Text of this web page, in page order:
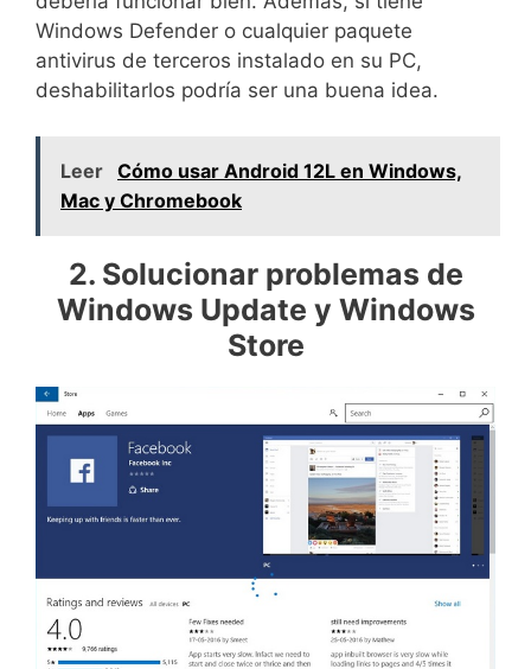
Windows Defender o cualquier paquete
antivirus de terceros instalado en su PC,
deshabilitarlos podría ser una buena idea.
Leer Cómo usar Android 12L en Windows,
Mac y Chromebook
2. Solucionar problemas de
Windows Update y Windows
Store